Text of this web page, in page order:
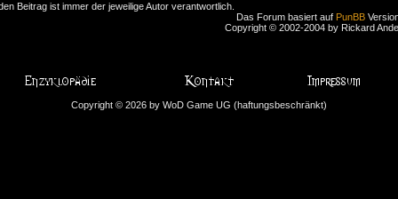
Beitrag ist immer der jeweilige Autor verantwortlich.
Das Forum basiert auf PunBB
Copyright © 2002-2004 by Rickard
Copyright © 2026 by WoD Game UG (haftungsbeschränkt)